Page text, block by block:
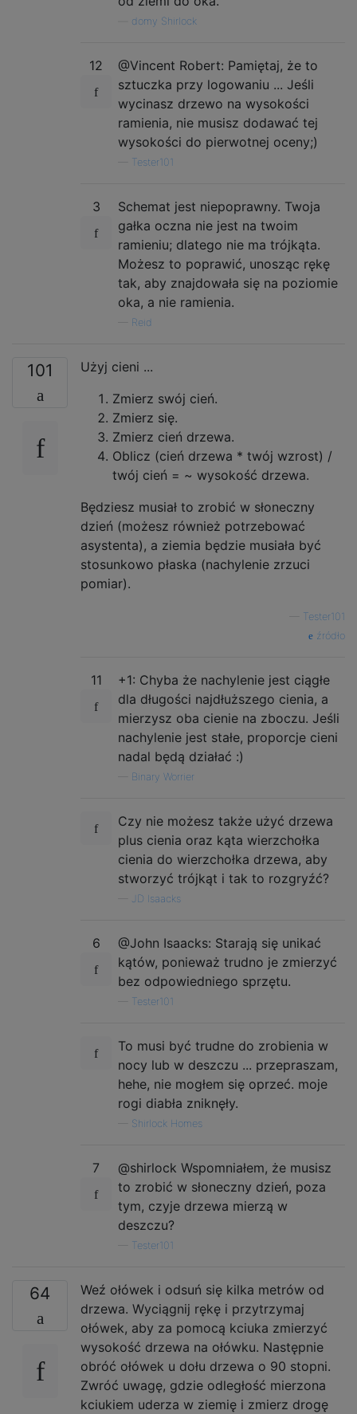
domy Shirlock
12
@Vincent Robert: Pamiętaj, że to
sztuczka przy logowaniu ... Jeśli
wycinasz drzewo na wysokości
ramienia, nie musisz dodawać tej
wysokości do pierwotnej oceny;)
Tester101
3
Schemat jest niepoprawny. Twoja
gałka oczna nie jest na twoim
ramieniu; dlatego nie ma trójkąta.
Możesz to poprawić, unosząc rękę
tak, aby znajdowała się na poziomie
oka, a nie ramienia.
Reid
101
Użyj cieni ...
Zmierz swój cień.
Zmierz się.
Zmierz cień drzewa.
Oblicz (cień drzewa * twój wzrost) /
twój cień = ~ wysokość drzewa.
Będziesz musiał to zrobić w słoneczny
dzień (możesz również potrzebować
asystenta), a ziemia będzie musiała być
stosunkowo płaska (nachylenie zrzuci
pomiar).
Tester101
źródło
11
+1: Chyba że nachylenie jest ciągłe
dla długości najdłuższego cienia, a
mierzysz oba cienie na zboczu. Jeśli
nachylenie jest stałe, proporcje cieni
nadal będą działać :)
Binary Worrier
Czy nie możesz także użyć drzewa
plus cienia oraz kąta wierzchołka
cienia do wierzchołka drzewa, aby
stworzyć trójkąt i tak to rozgryźć?
JD Isaacks
6
@John Isaacks: Starają się unikać
kątów, ponieważ trudno je zmierzyć
bez odpowiedniego sprzętu.
Tester101
To musi być trudne do zrobienia w
nocy lub w deszczu ... przepraszam,
hehe, nie mogłem się oprzeć. moje
rogi diabła zniknęły.
Shirlock Homes
7
@shirlock Wspomniałem, że musisz
to zrobić w słoneczny dzień, poza
tym, czyje drzewa mierzą w
deszczu?
Tester101
64
Weź ołówek i odsuń się kilka metrów od
drzewa. Wyciągnij rękę i przytrzymaj
ołówek, aby za pomocą kciuka zmierzyć
wysokość drzewa na ołówku. Następnie
obróć ołówek u dołu drzewa o 90 stopni.
Zwróć uwagę, gdzie odległość mierzona
kciukiem uderza w ziemię i zmierz drogę